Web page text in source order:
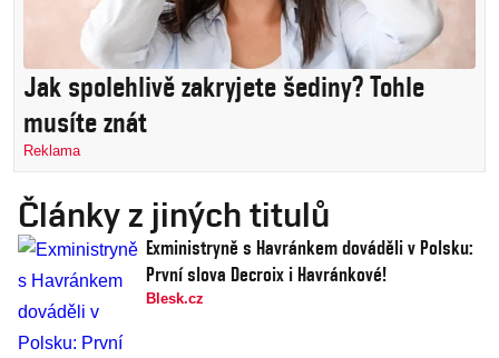
Jak spolehlivě zakryjete šediny? Tohle
musíte znát
Reklama
Články z jiných titulů
Exministryně s Havránkem dováděli v Polsku:
První slova Decroix i Havránkové!
Blesk.cz